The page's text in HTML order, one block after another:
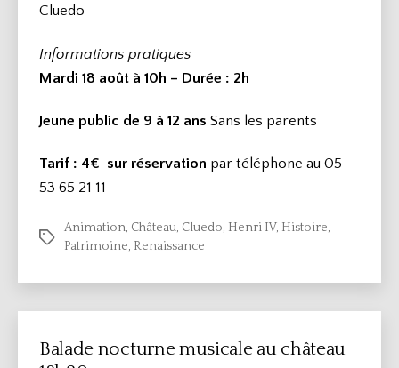
Cluedo
Informations pratiques
Mardi 18 août à 10h – Durée : 2h
Jeune public de 9 à 12 ans Sans les parents
Tarif : 4€ sur réservation par téléphone au 05
53 65 21 11
Étiquettes
Animation, Château, Cluedo, Henri IV, Histoire,
Patrimoine, Renaissance
Balade nocturne musicale au château